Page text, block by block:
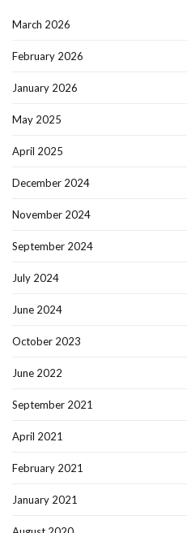
March 2026
February 2026
January 2026
May 2025
April 2025
December 2024
November 2024
September 2024
July 2024
June 2024
October 2023
June 2022
September 2021
April 2021
February 2021
January 2021